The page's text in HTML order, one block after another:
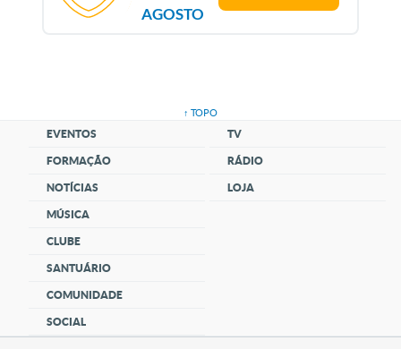
AGOSTO
↑ TOPO
EVENTOS
FORMAÇÃO
NOTÍCIAS
MÚSICA
CLUBE
SANTUÁRIO
COMUNIDADE
SOCIAL
TV
RÁDIO
LOJA